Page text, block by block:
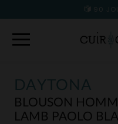
90 JOURS
DAYTONA
BLOUSON
LAMB PAOLO